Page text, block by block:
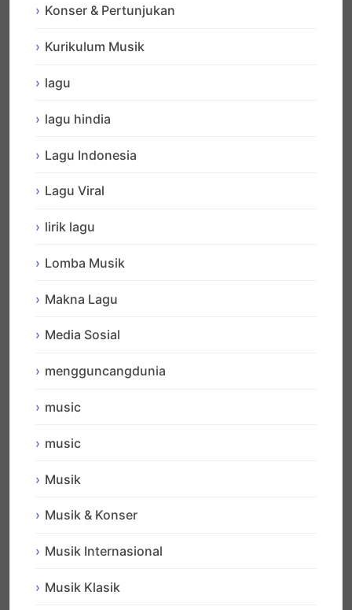
Konser & Pertunjukan
Kurikulum Musik
lagu
lagu hindia
Lagu Indonesia
Lagu Viral
lirik lagu
Lomba Musik
Makna Lagu
Media Sosial
mengguncangdunia
music
music
Musik
Musik & Konser
Musik Internasional
Musik Klasik